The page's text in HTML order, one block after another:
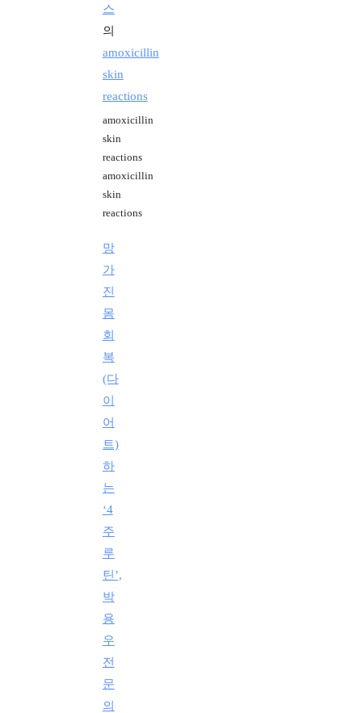
스
의
amoxicillin
skin
reactions
amoxicillin
skin
reactions
amoxicillin
skin
reactions
망
가
진
몸
회
복
(다
이
어
트)
하
는
‘4
주
루
틴’,
박
용
우
전
문
의